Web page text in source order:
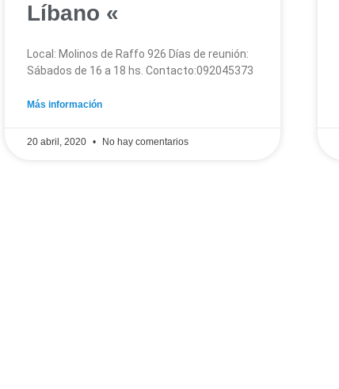
Líbano «
Local: Molinos de Raffo 926 Días de reunión:
Sábados de 16 a 18 hs. Contacto:092045373
Más información
20 abril, 2020 No hay comentarios